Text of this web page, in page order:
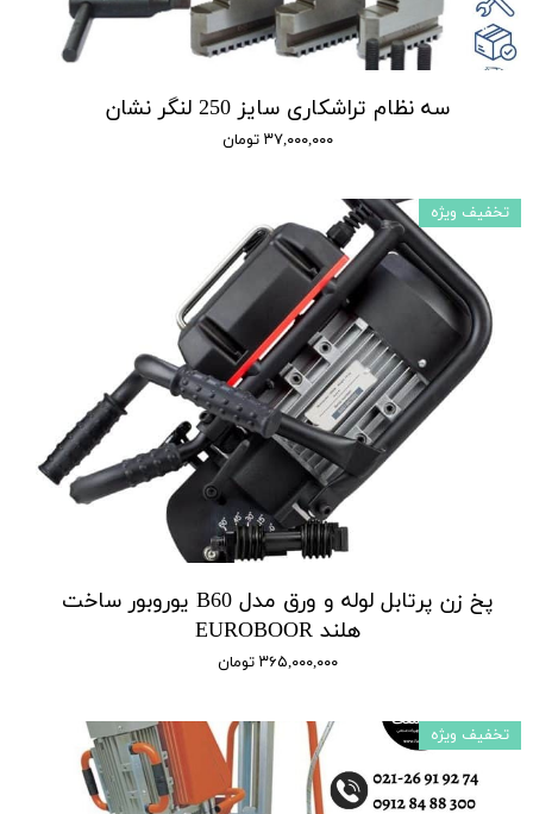
سه نظام تراشکاری سایز 250 لنگر نشان
۳۷,۰۰۰,۰۰۰ تومان
پخ زن پرتابل لوله و ورق مدل B60 یوروبور ساخت
هلند EUROBOOR
۳۶۵,۰۰۰,۰۰۰ تومان
تخفیف ویژه
تخفیف ویژه